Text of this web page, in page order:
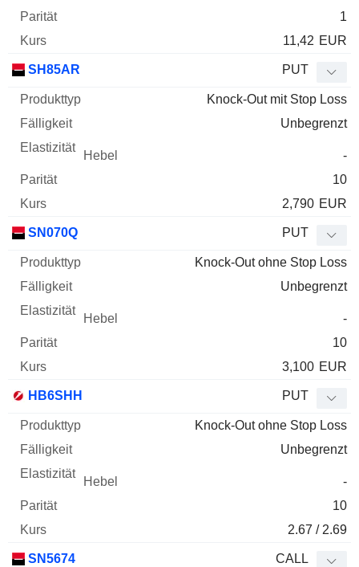
1
11,42 EUR
SH85AR PUT
Knock-Out mit Stop Loss
Unbegrenzt
-
10
2,790 EUR
SN070Q PUT
Knock-Out ohne Stop Loss
Unbegrenzt
-
10
3,100 EUR
HB6SHH PUT
Knock-Out ohne Stop Loss
Unbegrenzt
-
10
2.67 / 2.69
SN5674 CALL